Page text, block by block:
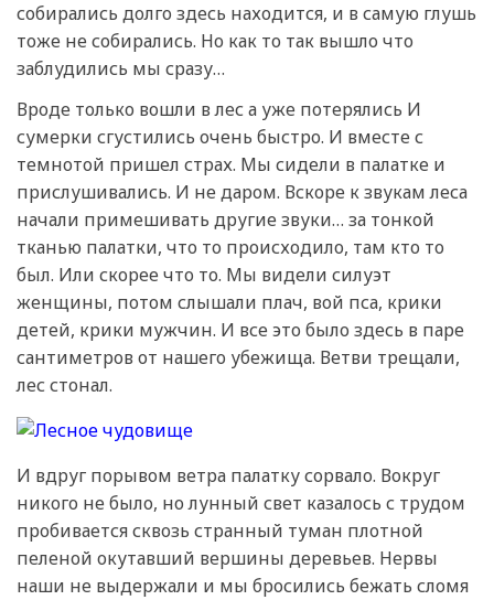
собирались долго здесь находится, и в самую глушь
тоже не собирались. Но как то так вышло что
заблудились мы сразу…
Вроде только вошли в лес а уже потерялись И
сумерки сгустились очень быстро. И вместе с
темнотой пришел страх. Мы сидели в палатке и
прислушивались. И не даром. Вскоре к звукам леса
начали примешивать другие звуки… за тонкой
тканью палатки, что то происходило, там кто то
был. Или скорее что то. Мы видели силуэт
женщины, потом слышали плач, вой пса, крики
детей, крики мужчин. И все это было здесь в паре
сантиметров от нашего убежища. Ветви трещали,
лес стонал.
И вдруг порывом ветра палатку сорвало. Вокруг
никого не было, но лунный свет казалось с трудом
пробивается сквозь странный туман плотной
пеленой окутавший вершины деревьев. Нервы
наши не выдержали и мы бросились бежать сломя